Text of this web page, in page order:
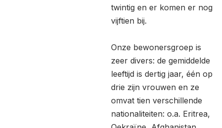
twintig en er komen er nog
vijftien bij.
Onze bewonersgroep is
zeer divers: de gemiddelde
leeftijd is dertig jaar, één op
drie zijn vrouwen en ze
omvat tien verschillende
nationaliteiten: o.a. Eritrea,